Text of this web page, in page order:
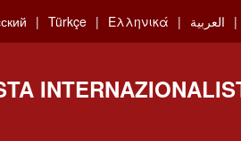
Türkçe Ελληνικά العربية